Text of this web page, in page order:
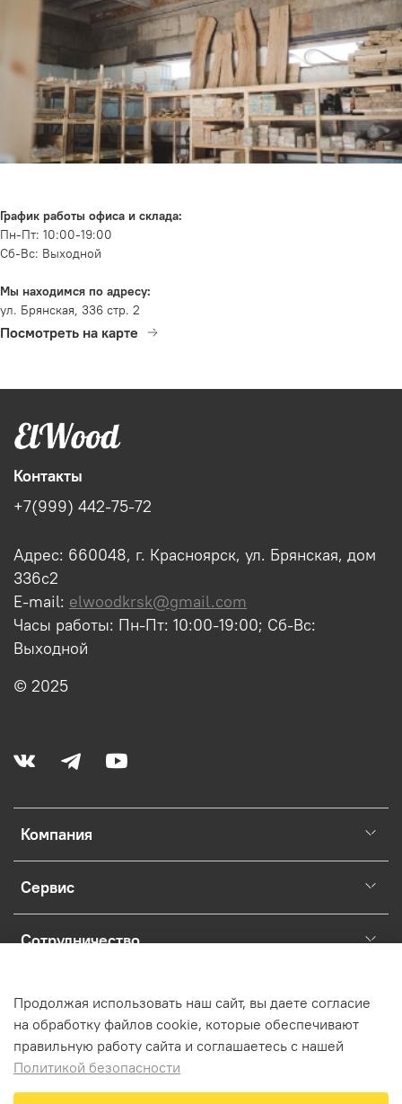
Предзаказ
График работы офиса и склада:
Пн-Пт: 10:00-19:00
Сб-Вс: Выходной
Мы находимся по адресу:
ул. Брянская, 336 стр. 2
Посмотреть на карте
Компания
Сервис
Сотрудничество
Контакты
+7(999) 442-75-72
Адрес: 660048, г. Красноярск, ул. Брянская, дом
336с2
E-mail: elwoodkrsk@gmail.com
Часы работы: Пн-Пт: 10:00-19:00; Сб-Вс:
Выходной
© 2025
Продолжая использовать наш сайт, вы даете согласие
на обработку файлов cookie, которые обеспечивают
правильную работу сайта и соглашаетесь с нашей
Политикой безопасности